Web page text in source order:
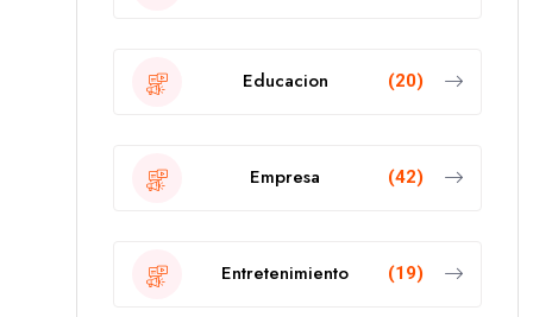
Educacion (20)
Empresa (42)
Entretenimiento (19)